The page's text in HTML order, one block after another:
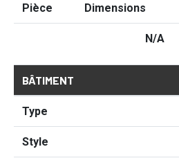
Pièce Dimensions
N/A
BÂTIMENT
Type
Style